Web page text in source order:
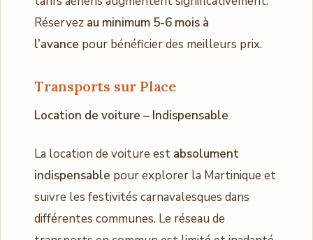
Réservez au minimum 5-6 mois à
l’avance pour bénéficier des meilleurs prix.
Transports sur Place
Location de voiture – Indispensable
La location de voiture est absolument
indispensable pour explorer la Martinique et
suivre les festivités carnavalesques dans
différentes communes. Le réseau de